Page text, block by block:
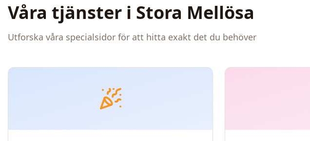
Våra tjänster i Stora Mellösa
Utforska våra specialsidor för att hitta exakt det du behöver